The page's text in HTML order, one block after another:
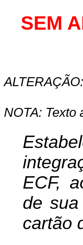
SEM
NOTA: Texto
ECF,
de
cartão